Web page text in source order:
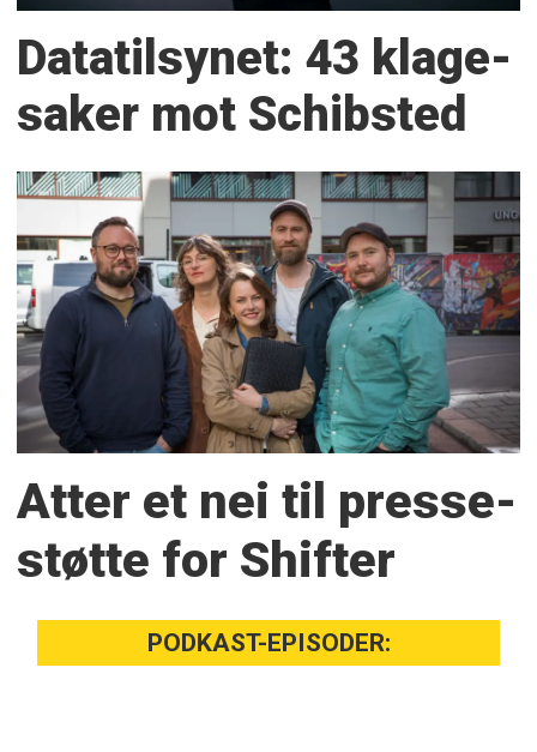
Datatilsynet: 43 klage­
saker mot Schibsted
Atter et nei til presse­
støtte for Shifter
PODKAST-EPISODER: